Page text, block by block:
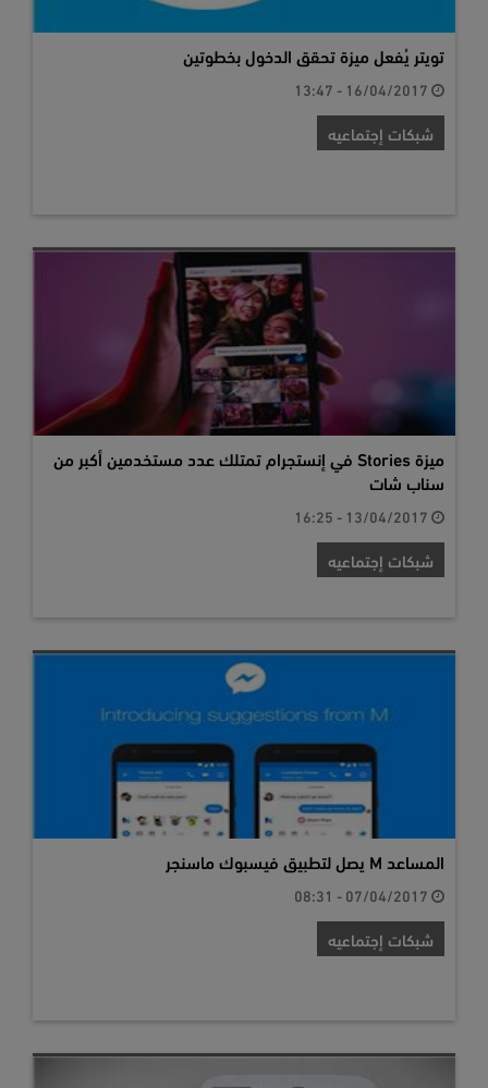
تويتر يُفعل ميزة تحقق الدخول بخطوتين
شبكات إجتماعيه
ميزة Stories في إنستجرام تمتلك عدد مستخدمين أكبر من
سناب شات
شبكات إجتماعيه
المساعد M يصل لتطبيق فيسبوك ماسنجر
شبكات إجتماعيه